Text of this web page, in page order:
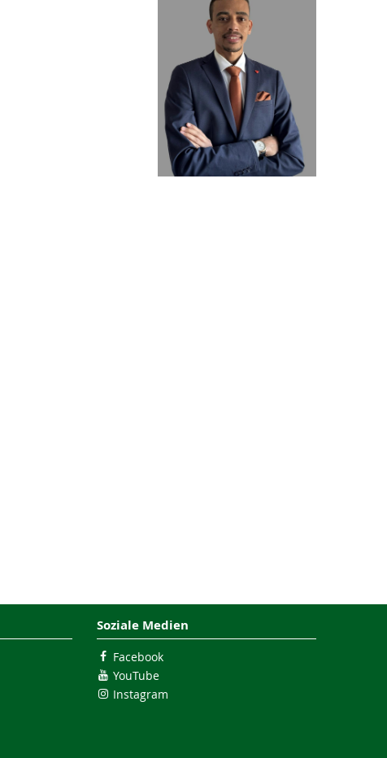
Soziale Medien
Facebook
YouTube
Instagram